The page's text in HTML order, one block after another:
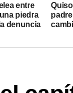
entre
piedra
denuncia